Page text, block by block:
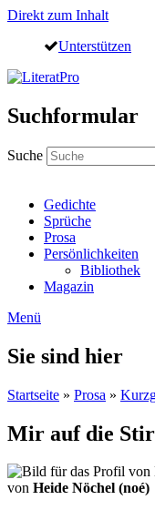
Direkt zum Inhalt
Unterstützen
Suchformular
Suche
Gedichte
Sprüche
Prosa
Persönlichkeiten
Bibliothek
Magazin
Menü
Sie sind hier
Startseite » Prosa »
Mir auf die
von Heide Nöchel (noé)